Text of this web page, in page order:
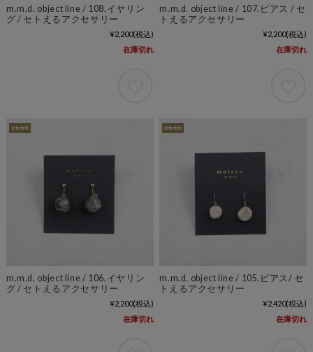
m.m.d. object line / 108.イヤリン
グ / セトえるアクセサリー
¥2,200(税込)
在庫切れ
m.m.d. object line / 107.ピアス / セ
トえるアクセサリー
¥2,200(税込)
在庫切れ
m.m.d. object line / 106.イヤリン
グ / セトえるアクセサリー
¥2,200(税込)
在庫切れ
m.m.d. object line / 105.ピアス/ セ
トえるアクセサリー
¥2,420(税込)
在庫切れ